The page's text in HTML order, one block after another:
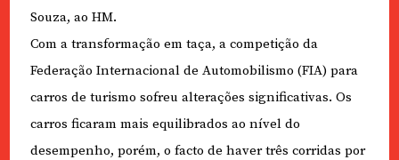
Souza, ao HM.
Com a transformação em taça, a competição da
Federação Internacional de Automobilismo (FIA) para
carros de turismo sofreu alterações significativas. Os
carros ficaram mais equilibrados ao nível do
desempenho, porém, o facto de haver três corridas por